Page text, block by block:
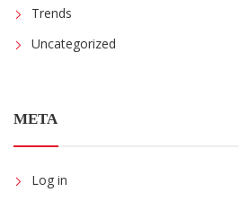
Trends
Uncategorized
META
Log in